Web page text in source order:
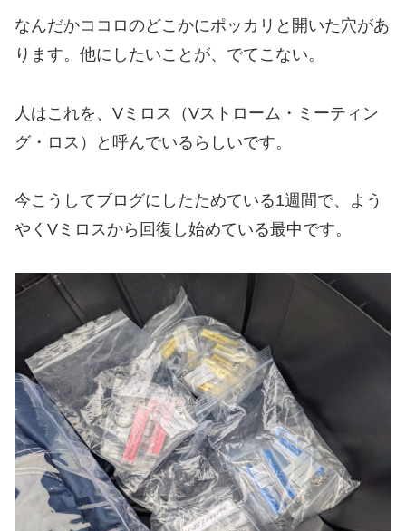
なんだかココロのどこかにポッカリと開いた穴があ
ります。他にしたいことが、でてこない。
人はこれを、Vミロス（Vストローム・ミーティン
グ・ロス）と呼んでいるらしいです。
今こうしてブログにしたためている1週間で、よう
やくVミロスから回復し始めている最中です。